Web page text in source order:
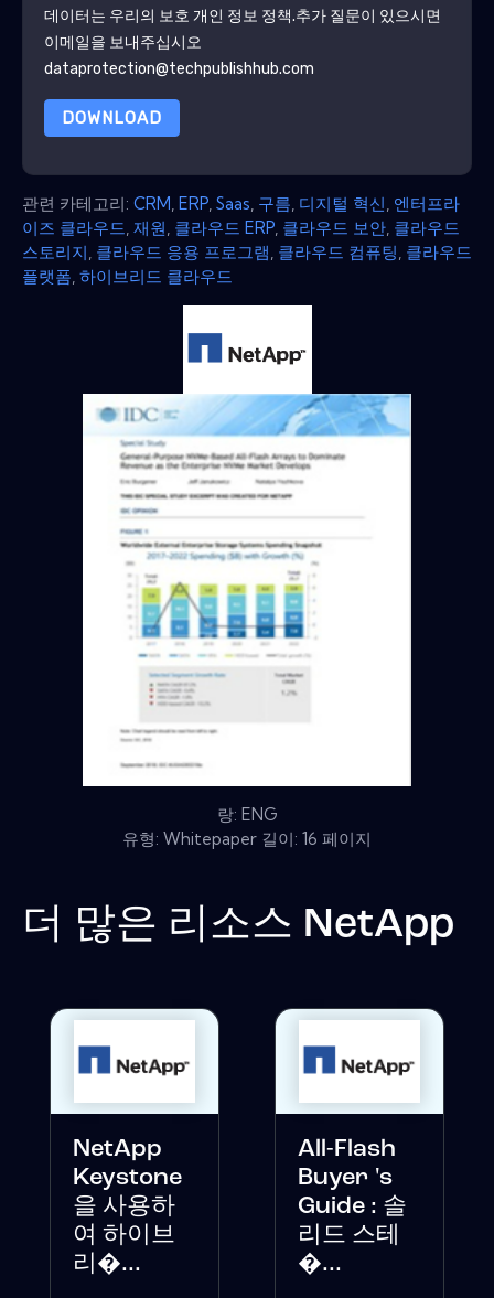
데이터는 우리의 보호 개인 정보 정책.추가 질문이 있으시면
이메일을 보내주십시오
dataprotection@techpublishhub.com
DOWNLOAD
관련 카테고리: CRM ERP Saas 구름 디지털 혁신 엔터프라
이즈 클라우드 재원 클라우드 ERP 클라우드 보안 클라우드
스토리지 클라우드 응용 프로그램 클라우드 컴퓨팅 클라우드
플랫폼 하이브리드 클라우드
랑: ENG
유형: Whitepaper 길이: 16 페이지
더 많은 리소스 NetApp
NetApp
Keystone
을 사용하
여 하이브
리�...
All-Flash
Buyer 's
Guide : 솔
리드 스테
�...